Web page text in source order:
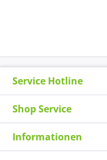
Service Hotline
Shop Service
Informationen